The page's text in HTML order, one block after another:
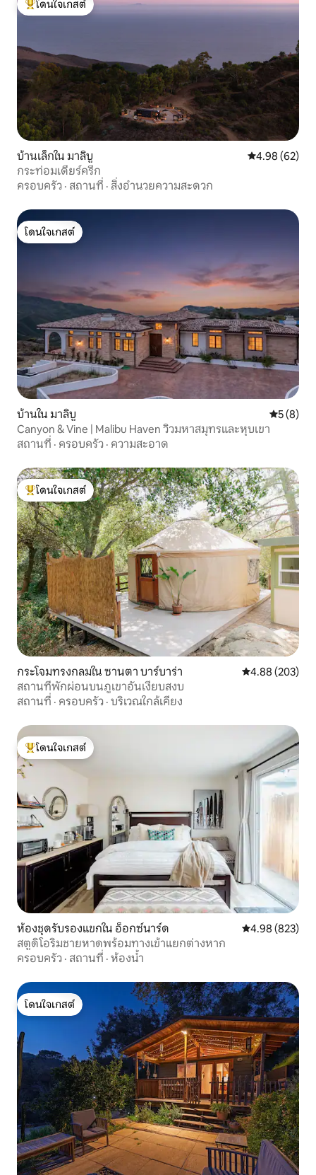
โดนใจเกสต์ที่สุด
โดนใจเกสต์
บ้านเล็กใน มาลิบู คะแนนเฉลี่ย
4.98 (62)
กระท่อมเดียร์ครีก
ครอบครัว · สถานที่ · สิ่งอำนวยความสะดวก
โดนใจเกสต์
โดนใจเกสต์
บ้านใน มาลิบู คะแนนเฉ
5 (8)
Canyon & Vine | Malibu Haven วิวมหาสมุทรและหุบเขา
สถานที่ · ครอบครัว · ความสะอาด
โดนใจเกสต์ที่สุด
โดนใจเกสต์
กระโจมทรงกลมใน ซานตา บาร์บาร่า คะแนนเฉลี่ย
4.88 (203)
สถานที่พักผ่อนบนภูเขาอันเงียบสงบ
สถานที่ · ครอบครัว · บริเวณใกล้เคียง
โดนใจเกสต์ที่สุด
โดนใจเกสต์
ห้องชุดรับรองแขกใน อ็อกซ์นาร์ด คะแนนเฉลี่ย
4.98 (823)
สตูดิโอริมชายหาดพร้อมทางเข้าแยกต่างหาก
ครอบครัว · สถานที่ · ห้องน้ำ
โดนใจเกสต์
โดนใจเกสต์